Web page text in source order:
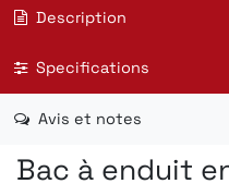
Description
Specifications
Avis et notes
Bac à enduit